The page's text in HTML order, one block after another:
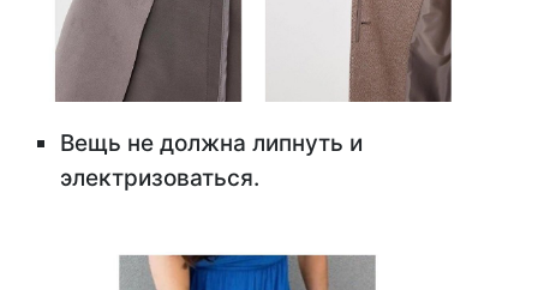
Вещь не должна липнуть и
электризоваться.